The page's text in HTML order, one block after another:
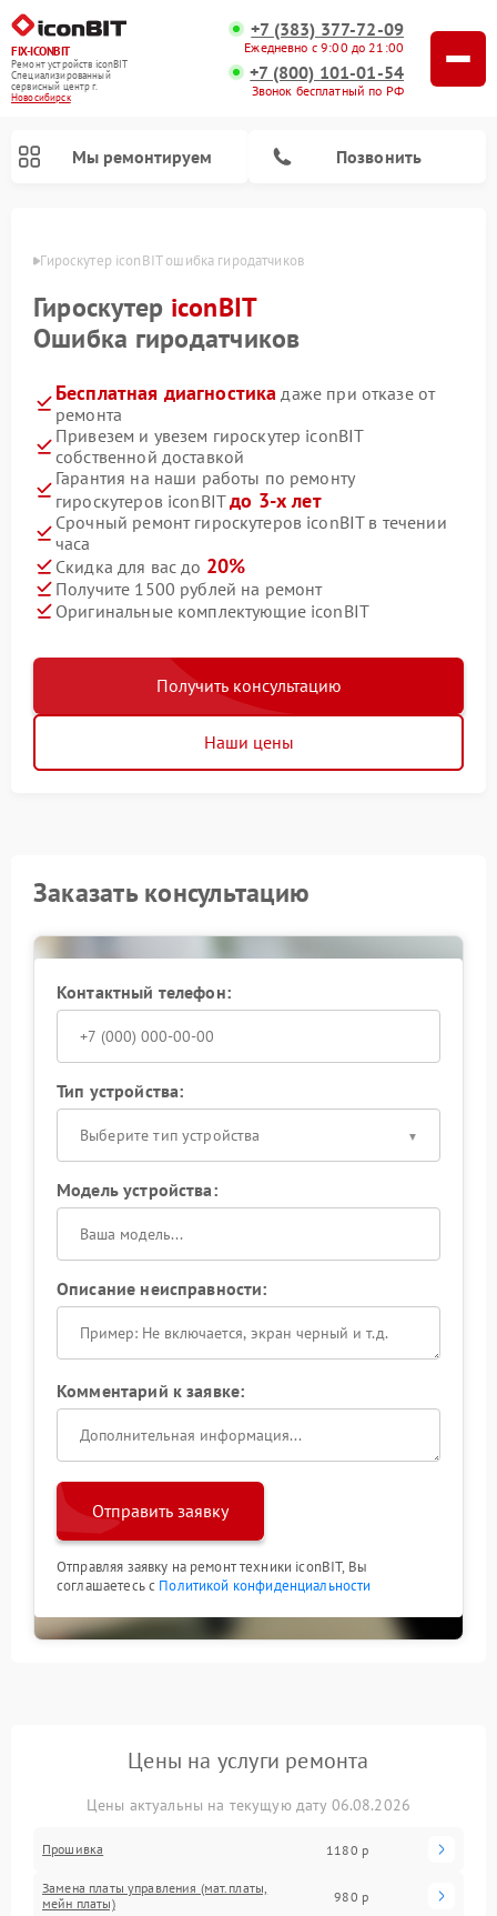
FIX-ICONBIT
Ремонт устройств iconBIT
Специализированный
cервисный центр г.
Новосибирск
+7 (383) 377-72-09
Ежедневно с 9:00 до 21:00
+7 (800) 101-01-54
Звонок бесплатный по РФ
Мы ремонтируем Позвонить
Гироскутер iconBIT ошибка гиродатчиков
Гироскутер iconBIT
Ошибка гиродатчиков
Бесплатная диагностика даже при отказе от
ремонта
Привезем и увезем гироскутер iconBIT
собственной доставкой
Гарантия на наши работы по ремонту
гироскутеров iconBITдо 3-х лет
Срочный ремонт гироскутеров iconBIT в течении
часа
Скидка для вас до 20%
Получите 1500 рублей на ремонт
Оригинальные комплектующие iconBIT
Получить консультацию
Наши цены
Заказать консультацию
Контактный телефон:
Тип устройства:
Выберите тип устройства
Модель устройства:
Описание неисправности:
Комментарий к заявке:
Отправить заявку
Отправляя заявку на ремонт техники iconBIT, Вы
соглашаетесь с Политикой конфиденциальности
Цены на услуги ремонта
Цены актуальны на текущую дату 06.08.2026
Прошивка 1180 р
Замена платы управления (мат.платы,
мейн платы)
980 р